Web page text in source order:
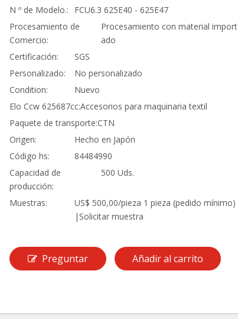
N º de Modelo.:
FCU6.3 625E40 - 625E47
Procesamiento de
Comercio:
Procesamiento con material import
ado
Certificación:
SGS
Personalizado:
No personalizado
Condition:
Nuevo
Elo Ccw 625687cc:Accesorios para maquinaria textil
Paquete de transporte:CTN
Origen:
Hecho en Japón
Código hs:
84484990
Capacidad de
producción:
500 Uds.
Muestras:
US$ 500,00/pieza 1 pieza (pedido mínimo)
|Solicitar muestra
Preguntar Añadir al carrito